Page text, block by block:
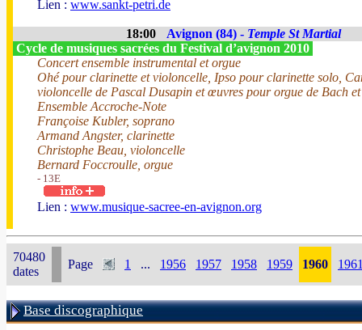
Lien : www.sankt-petri.de
18:00 Avignon (84) - Temple St Martial
Cycle de musiques sacrées du Festival d’avignon 2010
Concert ensemble instrumental et orgue
Ohé pour clarinette et violoncelle, Ipso pour clarinette solo,
violoncelle de Pascal Dusapin et œuvres pour orgue de Bach
Ensemble Accroche-Note
Françoise Kubler, soprano
Armand Angster, clarinette
Christophe Beau, violoncelle
Bernard Foccroulle, orgue
- 13E
Lien : www.musique-sacree-en-avignon.org
70480
dates
Page 1 ... 1956 1957 1958 1959 1960
Base discographique